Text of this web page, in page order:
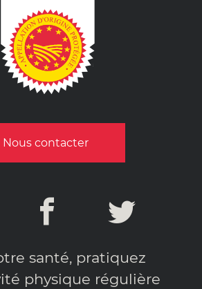
Nous contacter
santé, pratiquez
physique régulière